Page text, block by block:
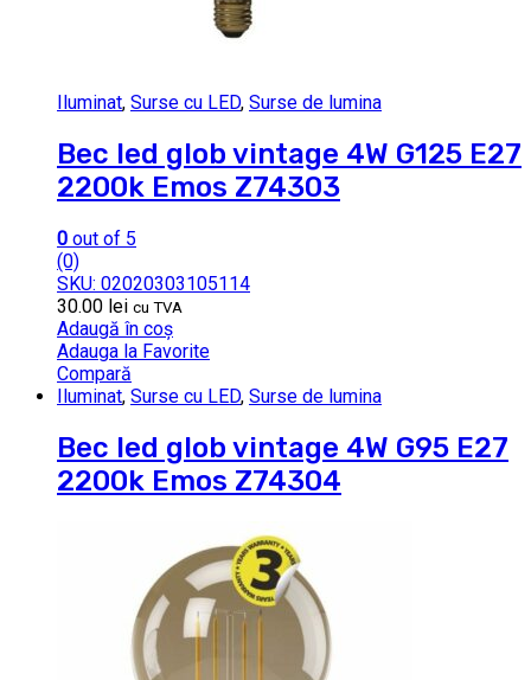
Iluminat, Surse cu LED, Surse de lumina
Bec led glob vintage 4W G125 E27
2200k Emos Z74303
0 out of 5
(0)
SKU: 02020303105114
30.00 lei cu TVA
Adaugă în coș
Adauga la Favorite
Compară
Iluminat, Surse cu LED, Surse de lumina
Bec led glob vintage 4W G95 E27
2200k Emos Z74304